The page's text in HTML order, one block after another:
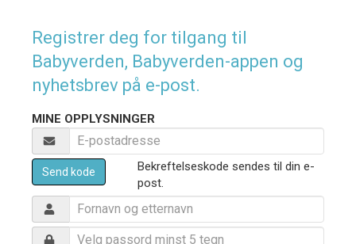
Registrer deg for tilgang til
Babyverden, Babyverden-appen og
nyhetsbrev på e-post.
MINE OPPLYSNINGER
Send kode
Bekreftelseskode sendes til din e-
post.